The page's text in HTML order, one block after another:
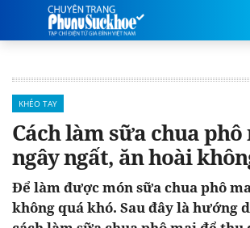
KHÉO TAY
Cách làm sữa chua
ngây ngất, ăn hoài
Để làm được món sữa chua phô
không quá khó. Sau đây là hướng